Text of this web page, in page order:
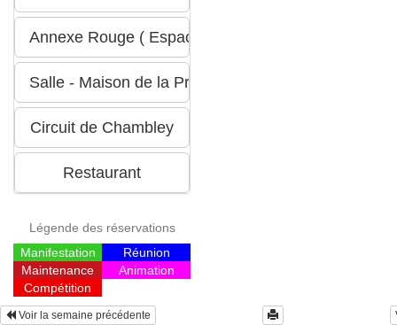
Légende des réservations
Manifestation
Réunion
Maintenance
Animation
Compétition
Voir la semaine précédente